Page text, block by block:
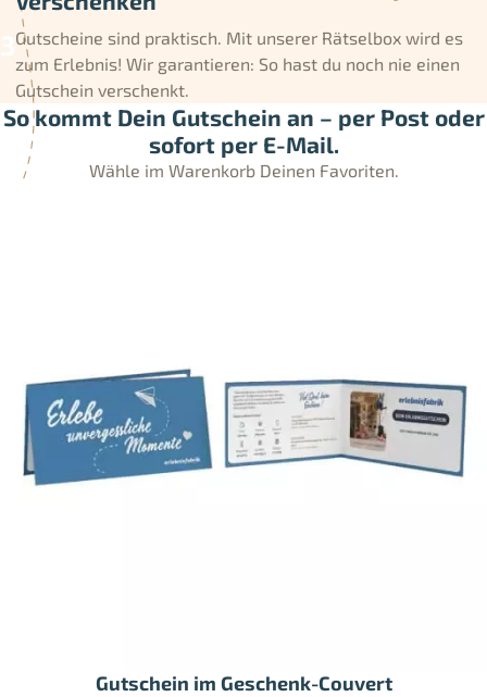
Gutscheine sind praktisch. Mit unserer Rätselbox wird es
zum Erlebnis! Wir garantieren: So hast du noch nie einen
Gutschein verschenkt.
So kommt Dein Gutschein an – per Post oder
sofort per E-Mail.
Wähle im Warenkorb Deinen Favoriten.
Gutschein im Geschenk-Couvert